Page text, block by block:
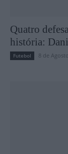
Quatro
história:
Futebol 8 de